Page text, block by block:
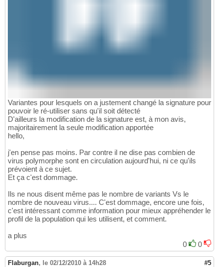
Variantes pour lesquels on a justement changé la signature pour
pouvoir le ré-utiliser sans qu'il soit détecté
D'ailleurs la modification de la signature est, à mon avis,
majoritairement la seule modification apportée
hello,
j'en pense pas moins. Par contre il ne dise pas combien de
virus polymorphe sont en circulation aujourd'hui, ni ce qu'ils
prévoient à ce sujet.
Et ça c'est dommage.
Ils ne nous disent même pas le nombre de variants Vs le
nombre de nouveau virus.... C'est dommage, encore une fois,
c'est intéressant comme information pour mieux appréhender le
profil de la population qui les utilisent, et comment.
a plus
0
0
Flaburgan, le 02/12/2010 à 14h28 #5